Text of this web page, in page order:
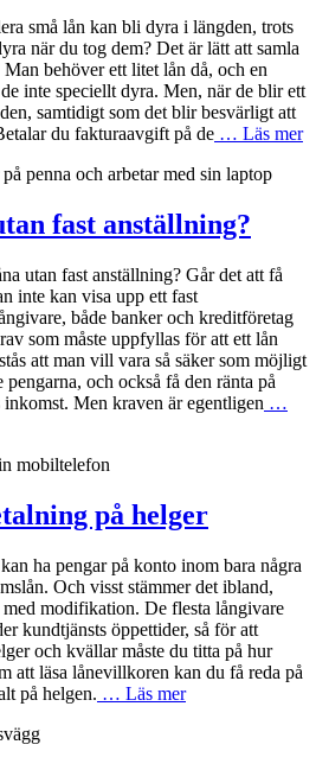
små lån kan bli dyra i längden, trots
när du tog dem? Det är lätt att samla
behöver ett litet lån då, och en
inte speciellt dyra. Men, när de blir ett
samtidigt som det blir besvärligt att
du fakturaavgift på de … Läs mer
fast anställning?
utan fast anställning? Går det att få
inte kan visa upp ett fast
både banker och kreditföretag
som måste uppfyllas för att ett lån
att man vill vara så säker som möjligt
och också få den ränta på
Men kraven är egentligen …
på helger
ha pengar på konto inom bara några
Och visst stämmer det ibland,
med modifikation. De flesta långivare
kundtjänsts öppettider, så för att
och kvällar måste du titta på hur
att läsa lånevillkoren kan du få reda på
på helgen. … Läs mer